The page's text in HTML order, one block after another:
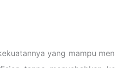
yang mampu